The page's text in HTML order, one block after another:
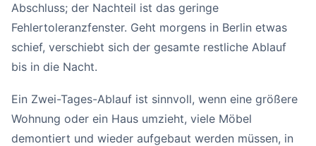
Abschluss; der Nachteil ist das geringe
Fehlertoleranzfenster. Geht morgens in Berlin etwas
schief, verschiebt sich der gesamte restliche Ablauf
bis in die Nacht.
Ein Zwei-Tages-Ablauf ist sinnvoll, wenn eine größere
Wohnung oder ein Haus umzieht, viele Möbel
demontiert und wieder aufgebaut werden müssen, in